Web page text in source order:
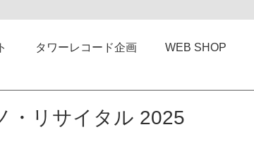
タワーレコード企画 WEB SHOP
・リサイタル 2025